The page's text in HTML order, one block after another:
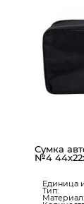
Сумка
№4
Единица
Тип:
Материал: